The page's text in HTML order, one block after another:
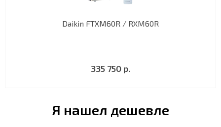
Daikin FTXM60R / RXM60R
335 750 р.
Я нашел дешевле